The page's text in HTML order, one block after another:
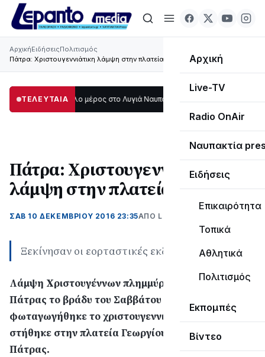
Αρχική
Live-TV
Radio OnAir
Ναυπακτία
Ειδήσεις
Επικαιρότητα
Τοπικά
Αθλητικά
Πολιτισμός
Εκπομπές
Βίντεο
ΑρχικήΕιδήσειςΠολιτισμός
Πάτρα: Χριστουγεννιάτικη λάμψη στην πλατεία Γεωργίου
ΤΕΛΕΥΤΑΙΑ
μεγάλο μέρος στο Λυγιά Ναυπάκτου12:08
Πάτρα: Χριστουγεννιάτικη
λάμψη στην πλατεία Γεωργίου
ΣΑΒ 10 ΔΕΚΕΜΒΡΊΟΥ 2016 23:35ΑΠΌ LEPANTO RTV
Ξεκίνησαν οι εορταστικές εκδηλώσεις
Λάμψη Χριστουγέννων πλημμύρισε το κέντρο της
Πάτρας το βράδυ του Σαββάτου οπότε και
φωταγωγήθηκε το χριστουγεννιάτικο δένδρο που
στήθηκε στην πλατεία Γεωργίου από τον δήμο της
Πάτρας.